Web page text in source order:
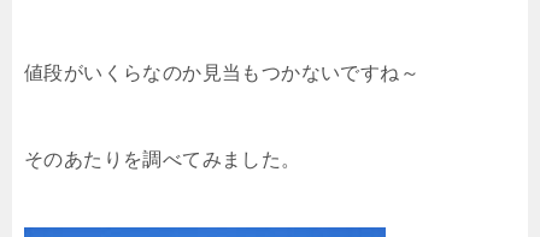
値段がいくらなのか見当もつかないですね～
そのあたりを調べてみました。